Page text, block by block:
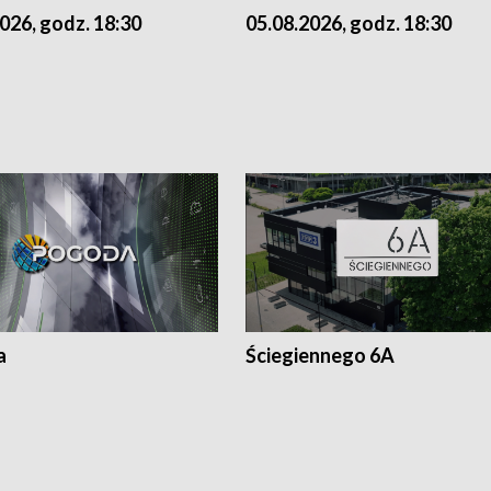
godz. 18:30 05.08.2026, godz. 18:30
Ściegiennego 6A